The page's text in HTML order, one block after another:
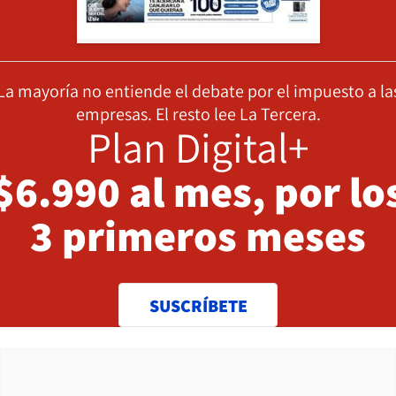
mayoría no entiende el debate por el impuesto a
empresas. El resto lee La Tercera.
Plan Digital+
al mes, por
3 primeros meses
SUSCRÍBETE